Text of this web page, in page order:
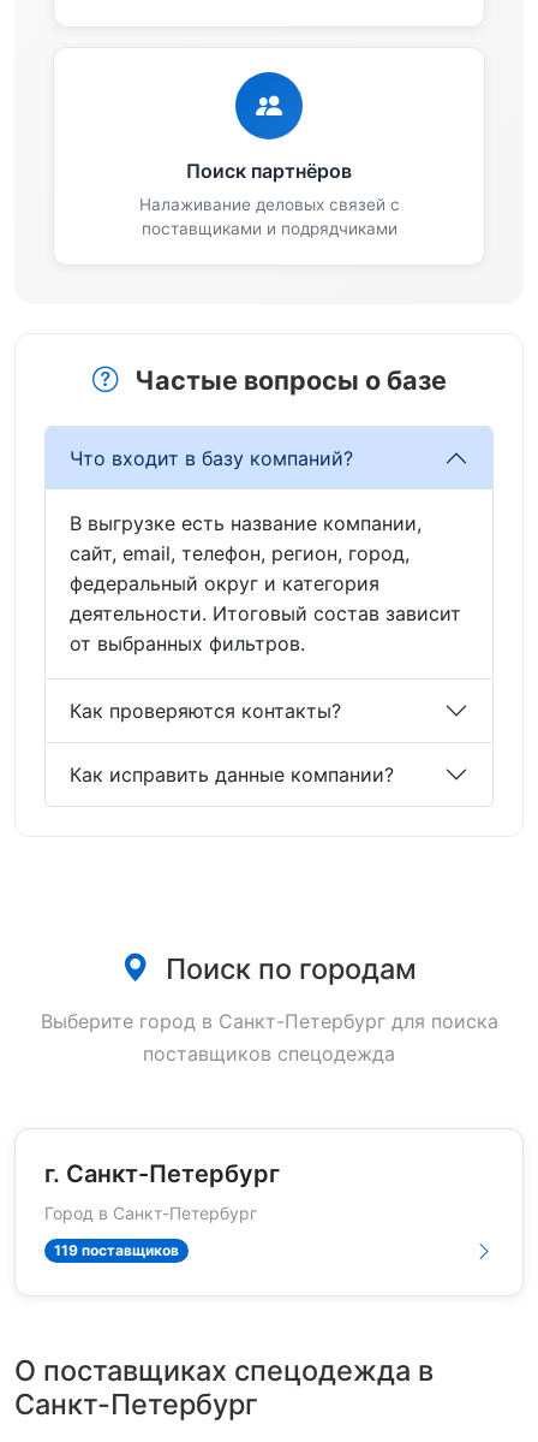
Поиск партнёров
Налаживание деловых связей с
поставщиками и подрядчиками
Частые вопросы о базе
Что входит в базу компаний?
В выгрузке есть название компании,
сайт, email, телефон, регион, город,
федеральный округ и категория
деятельности. Итоговый состав зависит
от выбранных фильтров.
Как проверяются контакты?
Как исправить данные компании?
Поиск по городам
Выберите город в Санкт-Петербург для поиска
поставщиков спецодежда
г. Санкт-Петербург
Город в Санкт-Петербург
119 поставщиков
О поставщиках спецодежда в
Санкт-Петербург